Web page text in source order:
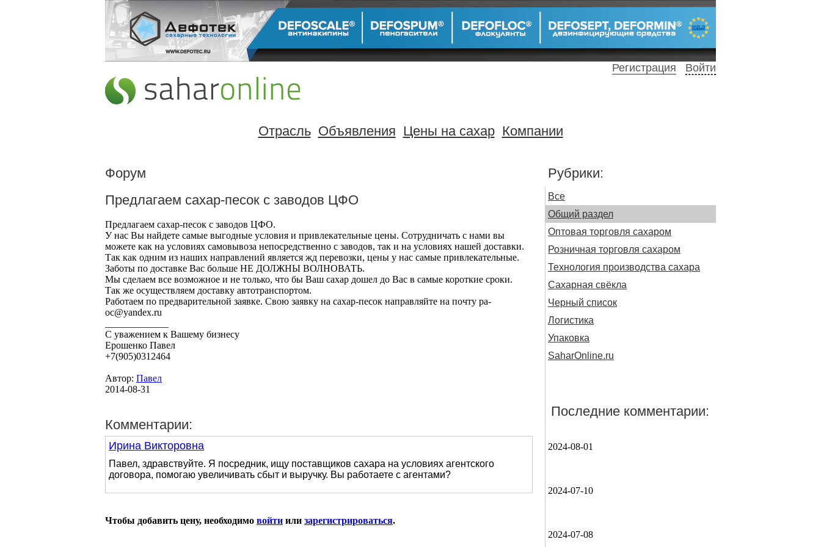
Войти
Регистрация
Отрасль Объявления Цены на сахар Компании
Рубрики:
Все
Общий раздел
Оптовая торговля сахаром
Розничная торговля сахаром
Технология производства сахара
Сахарная свёкла
Черный список
Логистика
Упаковка
SaharOnline.ru
Последние комментарии:
2024-08-01
2024-07-10
2024-07-08
Форум
Предлагаем сахар-песок с заводов ЦФО
Предлагаем сахар-песок с заводов ЦФО.
У нас Вы найдете самые выгодные условия и привлекательные цены. Сотрудничать с нами вы
можете как на условиях самовывоза непосредственно с заводов, так и на условиях нашей доставки.
Так как одним из наших направлений является жд перевозки, цены у нас самые привлекательные.
Заботы по доставке Вас больше НЕ ДОЛЖНЫ ВОЛНОВАТЬ.
Мы сделаем все возможное и не только, что бы Ваш сахар дошел до Вас в самые короткие сроки.
Так же осуществляем доставку автотранспортом.
Работаем по предварительной заявке. Свою заявку на сахар-песок направляйте на почту pa-
oc@yandex.ru
С уважением к Вашему бизнесу
Ерошенко Павел
+7(905)0312464
Автор: Павел
2014-08-31
Комментарии:
Ирина Викторовна
Павел, здравствуйте. Я посредник, ищу поставщиков сахара на условиях агентского
договора, помогаю увеличивать сбыт и выручку. Вы работаете с агентами?
Чтобы добавить цену, необходимо войти или зарегистрироваться.